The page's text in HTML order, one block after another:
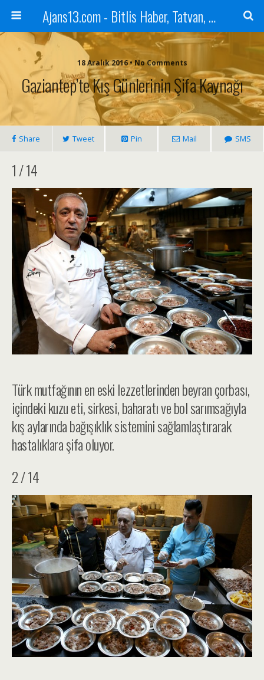
Ajans13.com - Bitlis Haber, Tatvan, Ahlat, Adilcevaz, Mutki, Hizan, Güroymak, Gazete, Ajans, 13, Haber
18 Aralık 2016 • No Comments
Gaziantep’te Kış Günlerinin Şifa Kaynağı
Share Tweet Pin Mail SMS
1 / 14
Türk mutfağının en eski lezzetlerinden beyran çorbası,
içindeki kuzu eti, sirkesi, baharatı ve bol sarımsağıyla
kış aylarında bağışıklık sistemini sağlamlaştırarak
hastalıklara şifa oluyor.
2 / 14